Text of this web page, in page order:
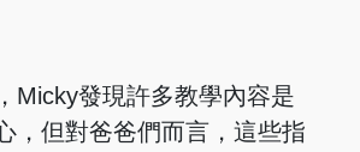
Micky發現許多教學內容是
，但對爸爸們而言，這些指